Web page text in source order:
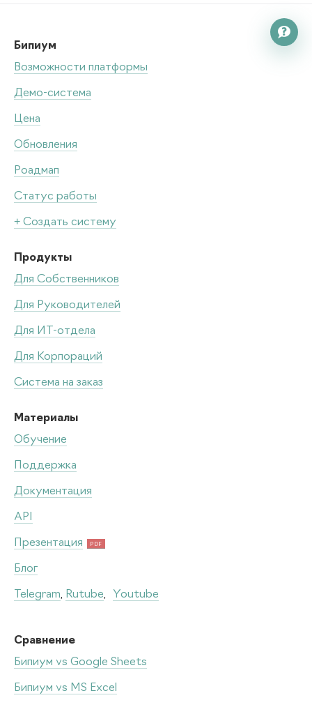

Бипиум
Возможности платформы
Демо-система
Цена
Обновления
Роадмап
Статус работы
+ Создать систему
Продукты
Для Собственников
Для Руководителей
Для ИТ-отдела
Для Корпораций
Система на заказ
Материалы
Обучение
Поддержка
Документация
API
Презентация PDF
Блог
Telegram, Rutube, Youtube
Сравнение
Бипиум vs Google Sheets
Бипиум vs MS Excel